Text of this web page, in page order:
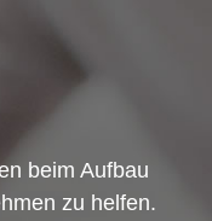
beim Aufbau
zu helfen.